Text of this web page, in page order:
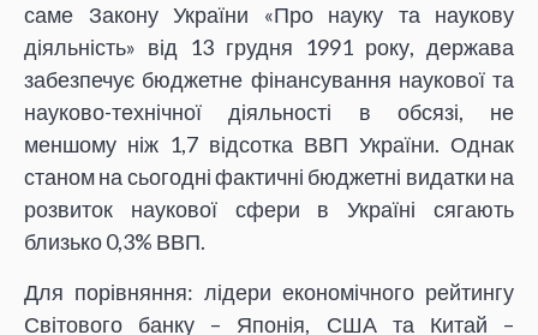
саме Закону України «Про науку та наукову
діяльність» від 13 грудня 1991 року, держава
забезпечує бюджетне фінансування наукової та
науково-технічної діяльності в обсязі, не
меншому ніж 1,7 відсотка ВВП України. Однак
станом на сьогодні фактичні бюджетні видатки на
розвиток наукової сфери в Україні сягають
близько 0,3% ВВП.
Для порівняння: лідери економічного рейтингу
Світового банку – Японія, США та Китай –